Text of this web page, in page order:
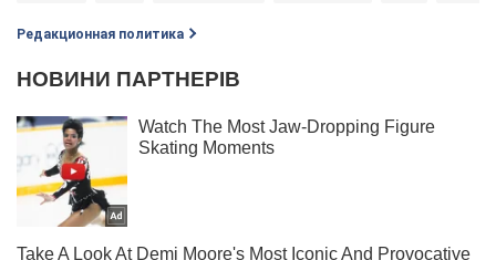
Редакционная политика